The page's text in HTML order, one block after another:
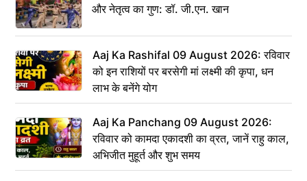
और नेतृत्व का गुण: डॉ. जी.एन. खान
Aaj Ka Rashifal 09 August 2026: रविवार
को इन राशियों पर बरसेगी मां लक्ष्मी की कृपा, धन
लाभ के बनेंगे योग
Aaj Ka Panchang 09 August 2026:
रविवार को कामदा एकादशी का व्रत, जानें राहु काल,
अभिजीत मुहूर्त और शुभ समय